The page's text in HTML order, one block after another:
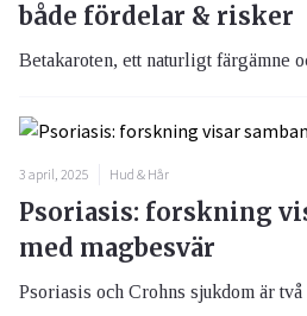
både fördelar & risker
Betakaroten, ett naturligt färgämne
3 april, 2025 Hud & Hår
Psoriasis: forskning
med magbesvär
Psoriasis och Crohns sjukdom är